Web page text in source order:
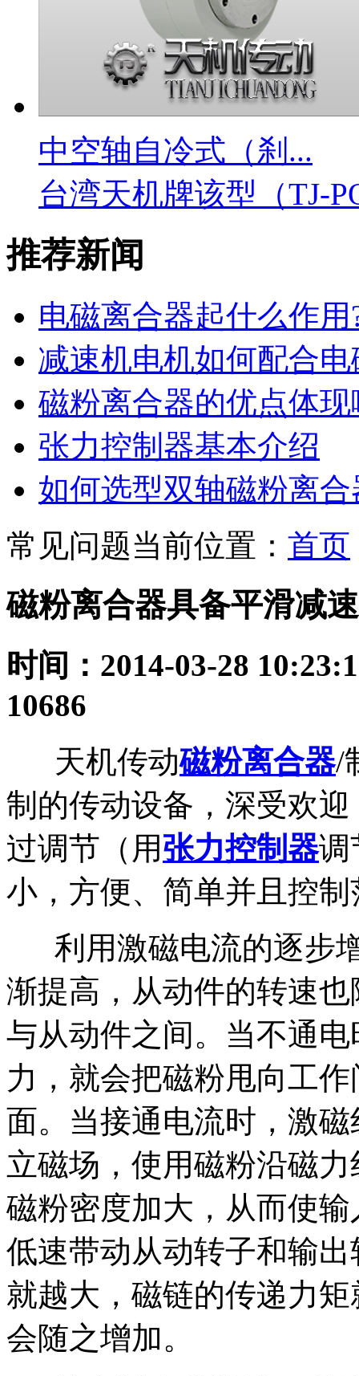
中空轴自冷式（刹...
台湾天机牌该型（TJ-
推荐新闻
电磁离合器起什么作用
减速机电机如何配合
磁粉离合器的优点体
张力控制器基本介绍
如何选型双轴磁粉离
常见问题当前位置： 首页
磁粉离合器具备平滑减
时间：2014-03-28
10686
天机传动磁粉离合器/
制的传动设备，深受欢
过调节（用张力控制器调
小，方便、简单并且控
利用激磁电流的逐步
渐提高，从动件的转速
与从动件之间。当不通
力，就会把磁粉甩向工
面。当接通电流时，激
立磁场，使用磁粉沿磁
磁粉密度加大，从而使
低速带动从动转子和输
就越大，磁链的传递力
会随之增加。